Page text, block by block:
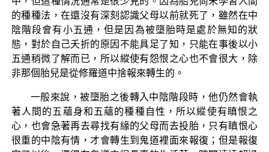
的種種法，在還沒有深刻認識父母以前就死了，雖然在中
陰階段會有小五通，但是因為被墮胎時是處於無知的狀
態，對於自己夭折的原因不能具足了知，只能在事後以小
五通稍微了解而已，所以縱使有怨恨之心也不會很大，除
非那個胎兒是從修羅道中捨報來轉生的。
一般來說，被墮胎之後轉入中陰階段時，他仍然會執
著人間的五蘊身和五蘊的種種自性，所以縱使有瞋恨之
心，也會急著再去尋找有緣的父母而去投胎，只有瞋恨心
很重的中陰有情，才會轉生到鬼道裡面來報復；但是報復